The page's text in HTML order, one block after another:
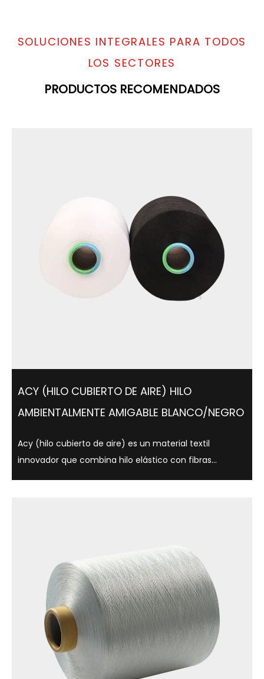
SOLUCIONES INTEGRALES PARA TODOS
LOS SECTORES
PRODUCTOS RECOMENDADOS
ACY (HILO CUBIERTO DE AIRE) HILO
AMBIENTALMENTE AMIGABLE BLANCO/NEGRO
Acy (hilo cubierto de aire) es un material textil
innovador que combina hilo elástico con fibras